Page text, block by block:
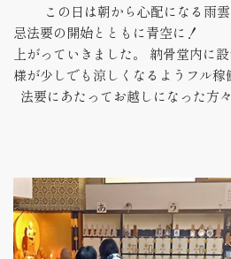
この日は朝から心配になる雨雲
忌法要の開始とともに青空に！
上がっていきました。 納骨堂内に
様が少しでも涼しくなるようフ
法要にあたってお越しになった方